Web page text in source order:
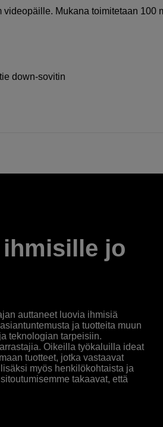
Mukana toimitetaan 100
down-sovitin
jo
auttaneet luovia ihmisiä
ja tuotteita muun
teknologian tarpeisiin.
Oikeilla työkaluilla ideat
tuotteet, jotka vastaavat
myös henkilökohtaista ja
takaavat, että